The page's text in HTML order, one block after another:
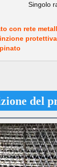
Singolo
con rete
del